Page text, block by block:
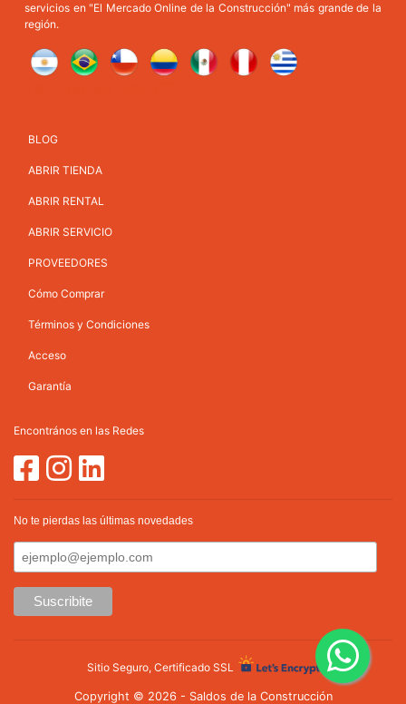
servicios en "El Mercado Online de la Construcción" más grande de la
región.
BLOG
ABRIR TIENDA
ABRIR RENTAL
ABRIR SERVICIO
PROVEEDORES
Cómo Comprar
Términos y Condiciones
Acceso
Garantía
Encontrános en las Redes
No te pierdas las últimas novedades
Sitio Seguro, Certificado SSL
Copyright © 2026 - Saldos de la Construcción